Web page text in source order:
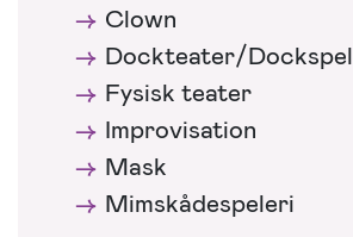
Clown
Dockteater/Dockspel
Fysisk teater
Improvisation
Mask
Mimskådespeleri